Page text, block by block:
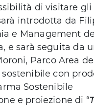
di visitare
introdotta da
e Management
e sarà seguita da
Parco Area
con
Sostenibile
e proiezione di